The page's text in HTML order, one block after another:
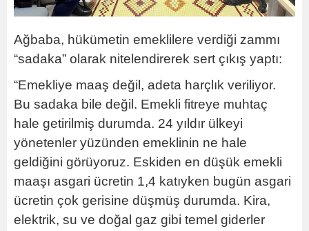
Ağbaba, hükümetin emeklilere verdiği zammı
“sadaka” olarak nitelendirerek sert çıkış yaptı:
“Emekliye maaş değil, adeta harçlık veriliyor.
Bu sadaka bile değil. Emekli fitreye muhtaç
hale getirilmiş durumda. 24 yıldır ülkeyi
yönetenler yüzünden emeklinin ne hale
geldiğini görüyoruz. Eskiden en düşük emekli
maaşı asgari ücretin 1,4 katıyken bugün asgari
ücretin çok gerisine düşmüş durumda. Kira,
elektrik, su ve doğal gaz gibi temel giderler